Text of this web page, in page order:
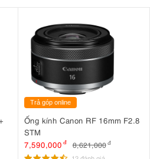
Trả góp online
Ống kính Canon RF 16mm F2.8
STM
7,590,000 đ 8,621,000 đ